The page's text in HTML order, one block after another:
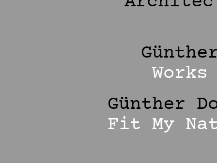
Works
Günther
Fit My